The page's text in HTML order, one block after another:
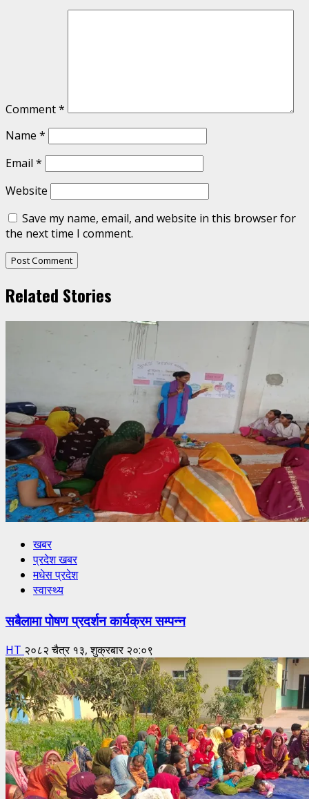
Comment*
Name *
Email *
Website
Save my name, email, and website in this browser for
the next time I comment.
Related Stories
खबर
प्रदेश खबर
मधेस प्रदेश
स्वास्थ्य
सबैलामा पोषण प्रदर्शन कार्यक्रम सम्पन्न
HT २०८२ चैत्र १३, शुक्रबार २०:०९